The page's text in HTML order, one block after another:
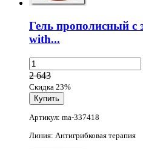
Гель прополисный c
with...
2 643
Скидка 23%
Артикул: ma-337418
Линия: Антигрибковая терапия